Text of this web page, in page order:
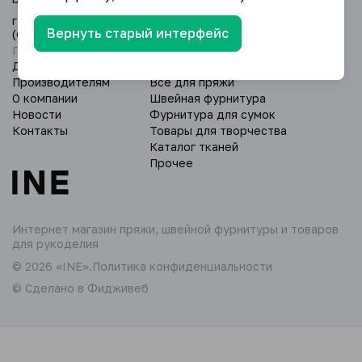
Интернет магазин пряжи, швейной фурнитуры и товаров
для рукоделия
© 2026 «INE».Политика конфиденциальности
© Сделано в Фидживеб
Доставка и оплата
Производителям
О компании
Новости
Контакты
Всё для пряжи
Швейная фурнитура
Фурнитура для сумок
Товары для творчества
Каталог тканей
Прочее
г. Уфа, Дёмский р-н, ул. Глазовская 24/3
(оптовый склад).
Пн - Вс: 9:00 - 18:00.
Вернуть старый интерфейс